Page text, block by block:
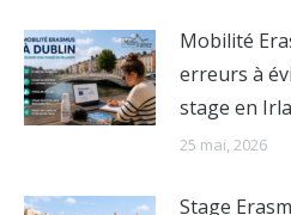
Mobilité
erreurs à
stage en
25 mai, 2026
Stage